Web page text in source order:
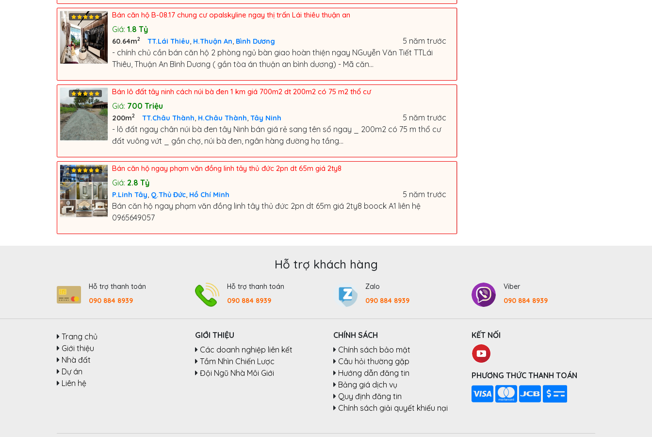
Bán căn hộ B-08.17 chung cư opalskyline ngay thị trấn Lái thiêu thuận an
Giá: 1.8 Tỷ
60.64m2 TT.Lái Thiêu H.Thuận An Bình Dương
5 năm trước
- chính chủ cần bán căn hộ 2 phòng ngủ bàn giao hoàn thiện ngay NGuyễn Văn Tiết TTLái
Thiêu, Thuận An Bình Dương ( gần tòa án thuận an bình dương) - Mã căn...
Bán lô đất tây ninh cách núi bà đen 1 km giá 700m2 dt 200m2 có 75 m2 thổ cư
Giá: 700 Triệu
200m2 TT.Châu Thành H.Châu Thành Tây Ninh
5 năm trước
- lô đất ngay chân núi bà đen tây Ninh bán giá rẻ sang tên sổ ngay _ 200m2 có 75 m thổ cư
đất vuông vứt _ gần chợ, núi bà đen, ngân hàng đường hạ tầng...
Bán căn hộ ngay phạm văn đồng linh tây thủ đức 2pn dt 65m giá 2ty8
Giá: 2.8 Tỷ
P.Linh Tây Q.Thủ Đức Hồ Chí Minh
5 năm trước
Bán căn hộ ngay phạm văn đồng linh tây thủ đức 2pn dt 65m giá 2ty8 boock A1 liên hệ
0965649057
Hỗ trợ khách hàng
Hỗ trợ thanh toán
090 884 8939
Hỗ trợ thanh toán
090 884 8939
Zalo
090 884 8939
Viber
090 884 8939
Trang chủ
Giới thiệu
Nhà đất
Dự án
Liên hệ
GIỚI THIỆU
Các doanh nghiệp liên kết
Tầm Nhìn Chiến Lược
Đội Ngũ Nhà Môi Giới
CHÍNH SÁCH
Chính sách bảo mật
Câu hỏi thường gặp
Hướng dẫn đăng tin
Bảng giá dịch vụ
Quy định đăng tin
Chính sách giải quyết khiếu nại
KẾT NỐI
PHƯƠNG THỨC THANH TOÁN